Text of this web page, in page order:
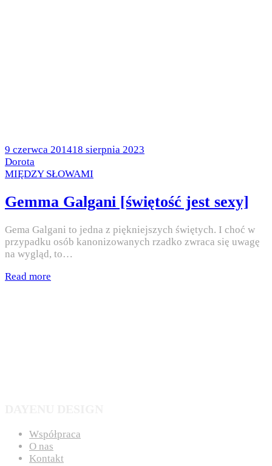
Posted
on
9 czerwca 201418 sierpnia 2023
by
Dorota
Posted
MIĘDZY SŁOWAMI
Gemma Galgani [świętość jest sexy]
Gema Galgani to jedna z piękniejszych świętych. I choć w
przypadku osób kanonizowanych rzadko zwraca się uwagę
na wygląd, to…
Read more
Współpraca
O nas
Kontakt